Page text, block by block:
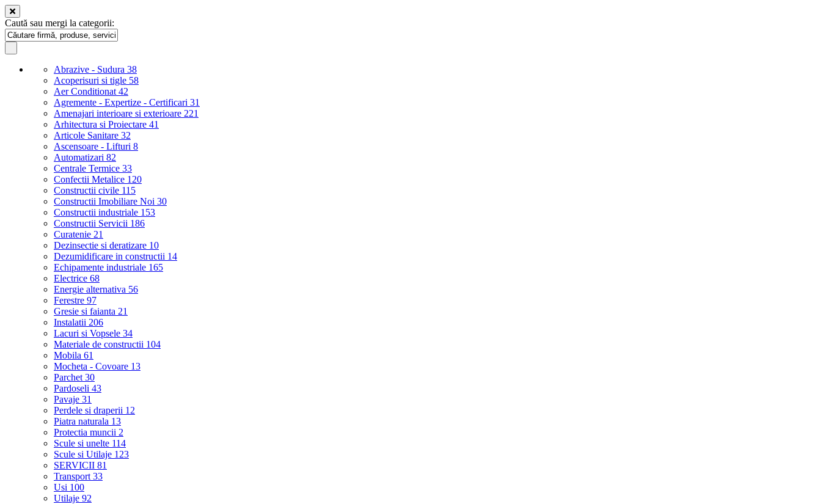
Caută sau mergi la categorii:
Abrazive - Sudura 38
Acoperisuri si tigle 58
Aer Conditionat 42
Agremente - Expertize - Certificari 31
Amenajari interioare si exterioare 221
Arhitectura si Proiectare 41
Articole Sanitare 32
Ascensoare - Lifturi 8
Automatizari 82
Centrale Termice 33
Confectii Metalice 120
Constructii civile 115
Constructii Imobiliare Noi 30
Constructii industriale 153
Constructii Servicii 186
Curatenie 21
Dezinsectie si deratizare 10
Dezumidificare in constructii 14
Echipamente industriale 165
Electrice 68
Energie alternativa 56
Ferestre 97
Gresie si faianta 21
Instalatii 206
Lacuri si Vopsele 34
Materiale de constructii 104
Mobila 61
Mocheta - Covoare 13
Parchet 30
Pardoseli 43
Pavaje 31
Perdele si draperii 12
Piatra naturala 13
Protectia muncii 2
Scule si unelte 114
Scule si Utilaje 123
SERVICII 81
Transport 33
Usi 100
Utilaje 92